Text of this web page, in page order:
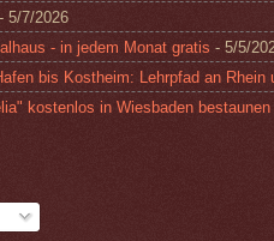
- 5/7/2026
- in jedem Monat gratis - 5/5/
bis Kostheim: Lehrpfad an Rhein
kostenlos in Wiesbaden bestaunen